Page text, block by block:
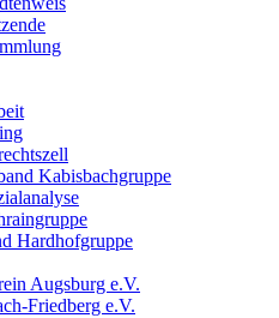
Kabisbachgruppe
Hardhofgruppe
Augsburg e.V.
Friedberg e.V.